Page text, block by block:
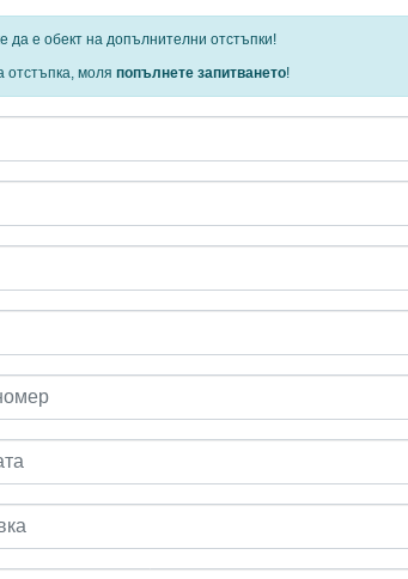
и количества се ползват
да е обект на допълнителни отстъпки!
отстъпка, моля попълнете запитването!